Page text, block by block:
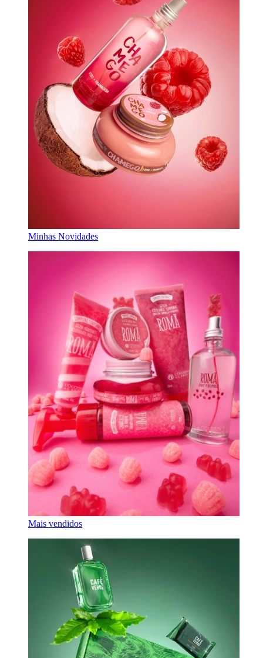
Minhas Novidades
Mais vendidos